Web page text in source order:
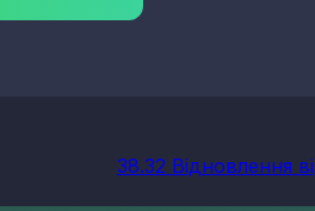
38.32 Відновлення